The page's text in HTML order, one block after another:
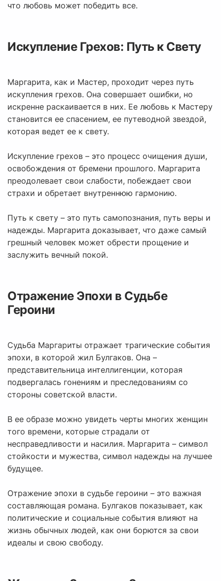
что любовь может победить все.
Искупление Грехов: Путь к Свету
Маргарита, как и Мастер, проходит через путь
искупления грехов. Она совершает ошибки, но
искренне раскаивается в них. Ее любовь к Мастеру
становится ее спасением, ее путеводной звездой,
которая ведет ее к свету.
Искупление грехов – это процесс очищения души,
освобождения от бремени прошлого. Маргарита
преодолевает свои слабости, побеждает свои
страхи и обретает внутреннюю гармонию.
Путь к свету – это путь самопознания, путь веры и
надежды. Маргарита доказывает, что даже самый
грешный человек может обрести прощение и
заслужить вечный покой.
Отражение Эпохи в Судьбе
Героини
Судьба Маргариты отражает трагические события
эпохи, в которой жил Булгаков. Она –
представительница интеллигенции, которая
подвергалась гонениям и преследованиям со
стороны советской власти.
В ее образе можно увидеть черты многих женщин
того времени, которые страдали от
несправедливости и насилия. Маргарита – символ
стойкости и мужества, символ надежды на лучшее
будущее.
Отражение эпохи в судьбе героини – это важная
составляющая романа. Булгаков показывает, как
политические и социальные события влияют на
жизнь обычных людей, как они борются за свои
идеалы и свою свободу.